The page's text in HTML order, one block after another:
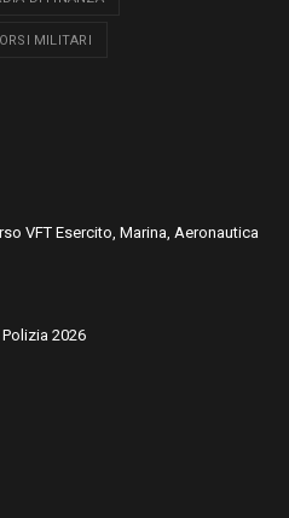
MILITARI
VFT Esercito, Marina, Aeronautica
2026